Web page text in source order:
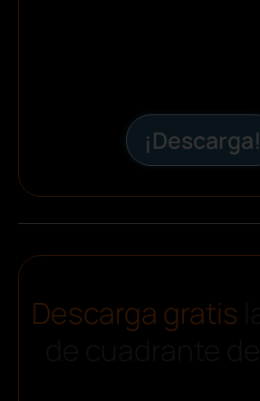
¡Descarga!
Descarga gratis